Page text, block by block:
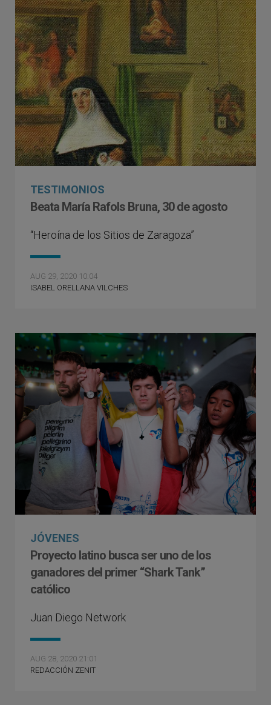
TESTIMONIOS
Beata María Rafols Bruna, 30 de agosto
“Heroína de los Sitios de Zaragoza”
AUG 29, 2020 10:04
ISABEL ORELLANA VILCHES
JÓVENES
Proyecto latino busca ser uno de los
ganadores del primer “Shark Tank”
católico
Juan Diego Network
AUG 28, 2020 21:01
REDACCIÓN ZENIT